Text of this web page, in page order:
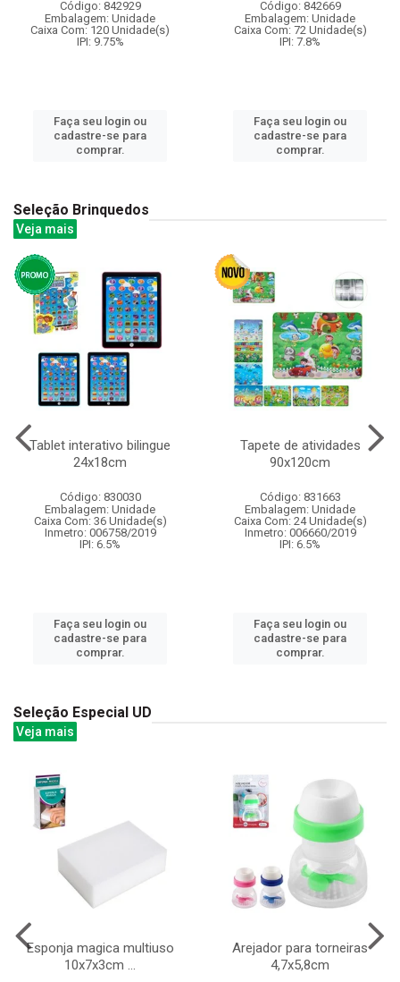
Código: 842929
Embalagem: Unidade
Caixa Com: 120 Unidade(s)
IPI: 9.75%
Faça seu login ou
cadastre-se para
comprar.
Código: 842669
Embalagem: Unidade
Caixa Com: 72 Unidade(s)
IPI: 7.8%
Faça seu login ou
cadastre-se para
comprar.
Seleção Brinquedos
Veja mais
Tablet interativo bilingue
24x18cm
Código: 830030
Embalagem: Unidade
Caixa Com: 36 Unidade(s)
Inmetro: 006758/2019
IPI: 6.5%
Faça seu login ou
cadastre-se para
comprar.
Tapete de atividades
90x120cm
Código: 831663
Embalagem: Unidade
Caixa Com: 24 Unidade(s)
Inmetro: 006660/2019
IPI: 6.5%
Faça seu login ou
cadastre-se para
comprar.
Seleção Especial UD
Veja mais
Esponja magica multiuso
10x7x3cm ...
Arejador para torneiras
4,7x5,8cm